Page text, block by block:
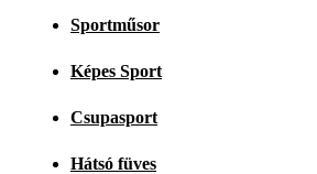
Sportműsor
Képes Sport
Csupasport
Hátsó füves